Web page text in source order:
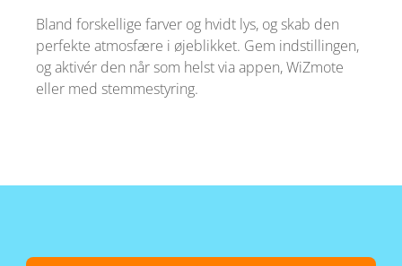
Bland forskellige farver og hvidt lys, og skab den
perfekte atmosfære i øjeblikket. Gem indstillingen,
og aktivér den når som helst via appen, WiZmote
eller med stemmestyring.